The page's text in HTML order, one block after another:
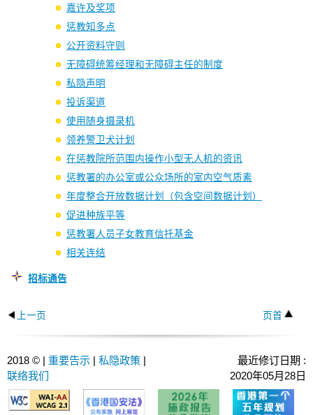
嘉许及奖项
惩教知多点
公开资料守则
无障碍统筹经理和无障碍主任的制度
私隐声明
投诉渠道
使用随身摄录机
领养警卫犬计划
在惩教院所范围内操作小型无人机的资讯
惩教署的办公室或公众场所的室内空气质素
年度整合开放数据计划（包含空间数据计划）
促进种族平等
惩教署人员子女教育信托基金
相关连结
招标通告
上一页 页首
2018 © | 重要告示 | 私隐政策 |
联络我们
最近修订日期 :
2020年05月28日